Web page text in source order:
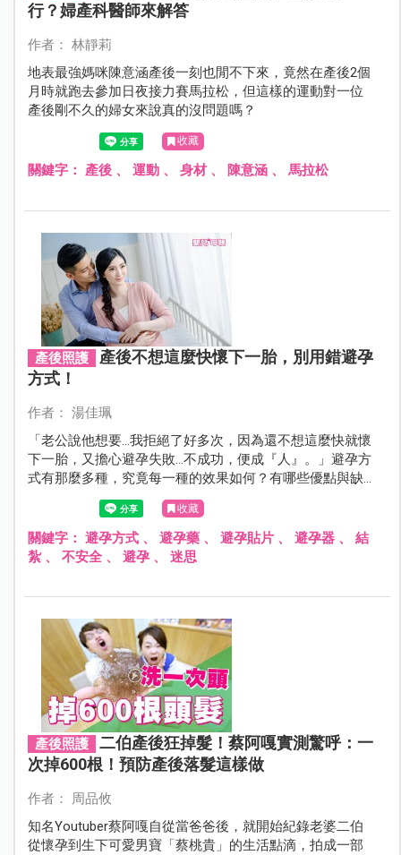
行？婦產科醫師來解答
作者： 林靜莉
地表最強媽咪陳意涵產後一刻也閒不下來，竟然在產後2個
月時就跑去參加日夜接力賽馬拉松，但這樣的運動對一位
產後剛不久的婦女來說真的沒問題嗎？
收藏
關鍵字： 產後、 運動、 身材、 陳意涵、 馬拉松
產後照護
產後不想這麼快懷下一胎，別用錯避孕
方式！
作者： 湯佳珮
「老公說他想要…我拒絕了好多次，因為還不想這麼快就懷
下一胎，又擔心避孕失敗…不成功，便成『人』。」避孕方
式有那麼多種，究竟每一種的效果如何？有哪些優點與缺
點？另外，有一些避孕方式我們可能以為「很安全」，但
其實卻不一定安全。有請婦產科女醫師從女性觀點出發，
分別提出安全與不安全的避孕方式，詳細回答女性心中的
私密問題。
收藏
關鍵字： 避孕方式、 避孕藥、 避孕貼片、 避孕器、 結
紮、 不安全、 避孕、 迷思
產後照護
二伯產後狂掉髮！蔡阿嘎實測驚呼：一
次掉600根！預防產後落髮這樣做
作者： 周品攸
知名Youtuber蔡阿嘎自從當爸爸後，就開始紀錄老婆二伯
從懷孕到生下可愛男寶「蔡桃貴」的生活點滴，拍成一部